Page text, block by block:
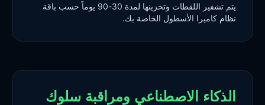
يتم تشفير اللقطات وتخزينها لمدة 30-90 يوماً حسب باقة
نظام كاميرا الأسطول الخاصة بك.
الذكاء الاصطناعي ومراقبة سلوك